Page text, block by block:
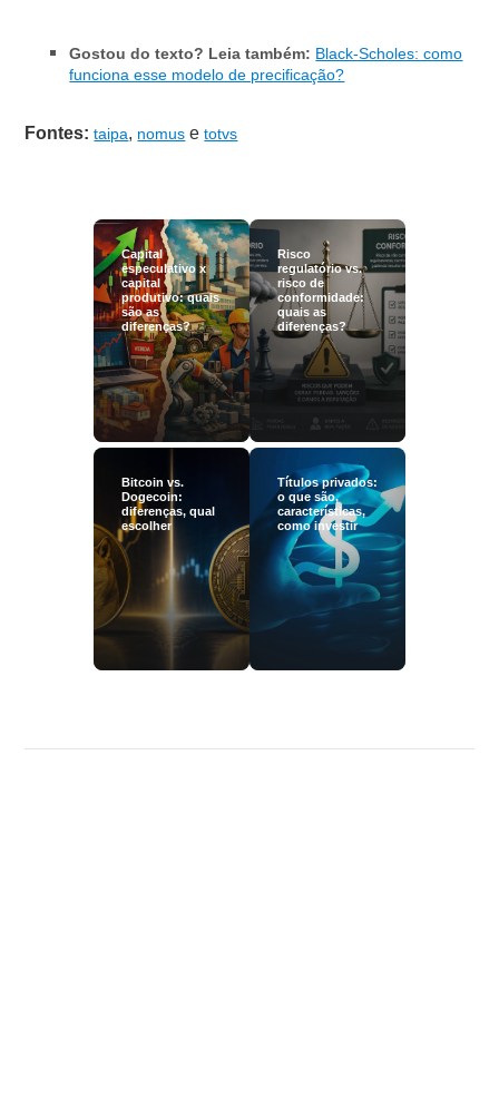
Gostou do texto? Leia também: Black-Scholes: como
funciona esse modelo de precificação?
Fontes:taipa, nomus etotvs
Capital
especulativo x
capital
produtivo: quais
são as
diferenças?
Risco
regulatório vs.
risco de
conformidade:
quais as
diferenças?
Bitcoin vs.
Dogecoin:
diferenças, qual
escolher
Títulos privados:
o que são,
características,
como investir